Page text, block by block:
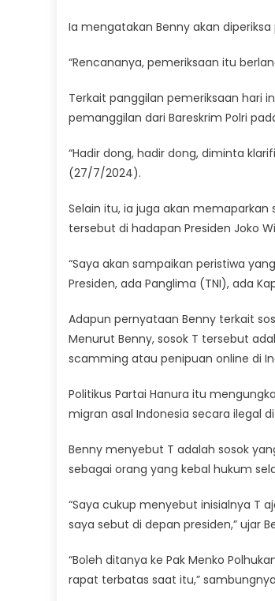
Ia mengatakan Benny akan diperiksa
“Rencananya, pemeriksaan itu
Terkait panggilan pemeriksaan hari
pemanggilan dari Bareskrim Polri
“Hadir dong, hadir dong, diminta
(27/7/2024).
Selain itu, ia juga akan
tersebut di hadapan Presiden Joko
“Saya akan sampaikan peristiwa
Presiden, ada Panglima (TNI), ada
Adapun pernyataan Benny terkait
Menurut Benny, sosok T tersebut
scamming atau penipuan online di
Politikus Partai Hanura itu
migran asal Indonesia secara ilegal
Benny menyebut T adalah sosok
sebagai orang yang kebal hukum
“Saya cukup menyebut inisialnya T
saya sebut di depan presiden,” ujar
“Boleh ditanya ke Pak Menko
rapat terbatas saat itu,”